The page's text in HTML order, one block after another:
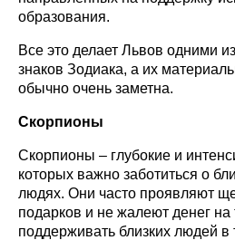
образования.
Все это делает Львов одними
знаков Зодиака, а их
обычно очень заметна.
Скорпионы
Скорпионы – глубокие и
которых важно заботиться о
людях. Они часто проявляют
подарков и не жалеют денег на
поддерживать близких людей